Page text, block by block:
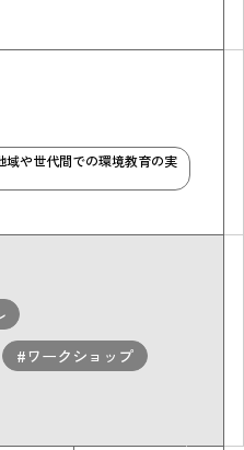
や世代間での環境教育の実
#ワークショップ